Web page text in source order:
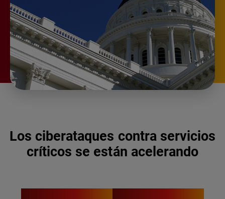
Los ciberataques contra servicios
críticos se están acelerando